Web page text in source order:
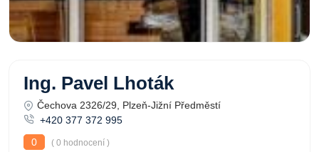
Ing. Pavel Lhoták
Čechova 2326/29, Plzeň-Jižní Předměstí
+420 377 372 995
0
( 0 hodnocení )